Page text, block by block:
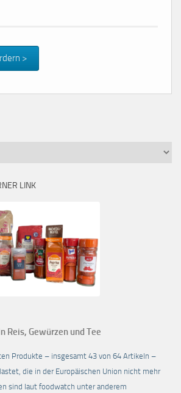
>
LINK
Reis, Gewürzen und Tee
Produkte – insgesamt 43 von 64 Artikeln –
die in der Europäischen Union nicht mehr
sind laut foodwatch unter anderem